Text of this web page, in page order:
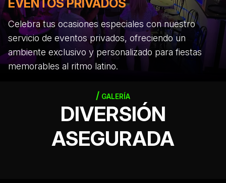
EVENTOS PRIVADOS
Celebra tus ocasiones especiales con nuestro
servicio de eventos privados, ofreciendo un
ambiente exclusivo y personalizado para fiestas
memorables al ritmo latino.
GALERÍA
DIVERSIÓN
ASEGURADA